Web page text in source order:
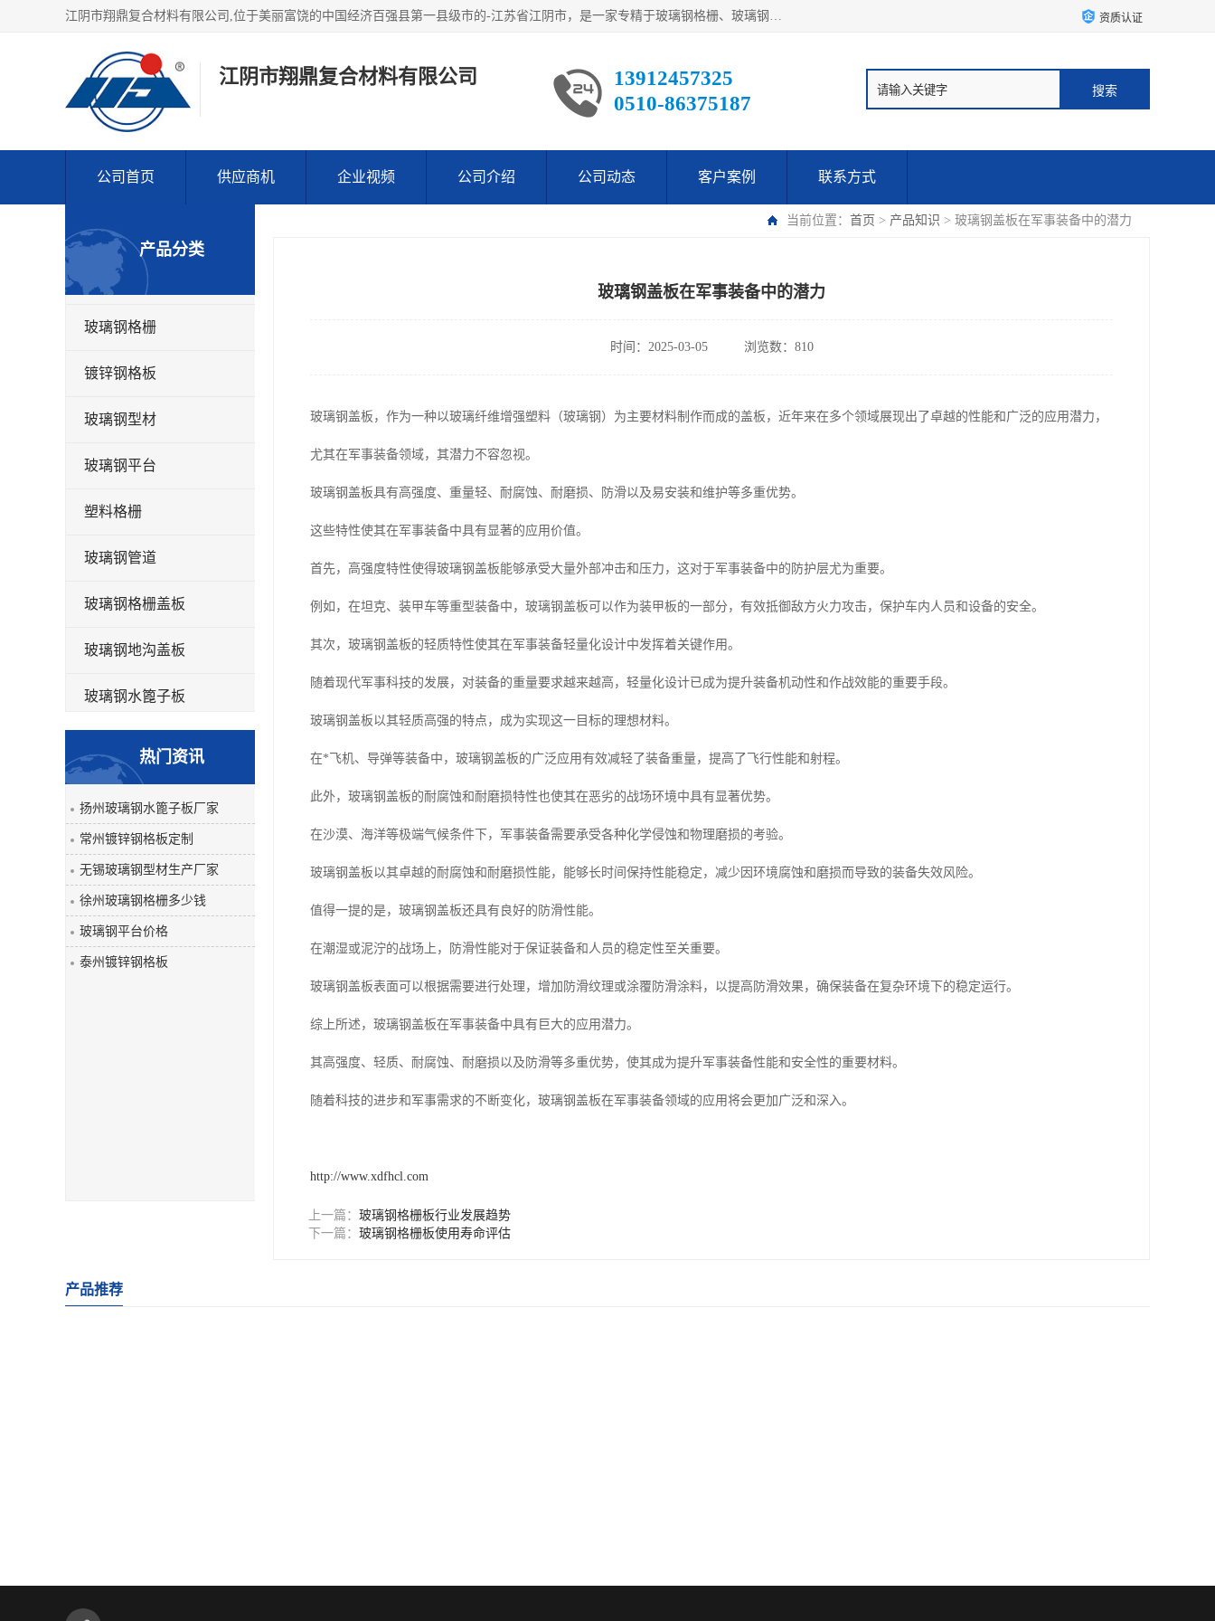
江阴市翔鼎复合材料有限公司,位于美丽富饶的中国经济百强县第一县级市的-江苏省江阴市，是一家专精于玻璃钢格栅、玻璃钢新材料,镀锌钢格板，机械设备生产制造及研发的科技型企业；公司产品已销往了世界多个国家和地区，公司人决心加倍努力愿与广大社会同仁精诚合作共创辉煌！ 资质认证
江阴市翔鼎复合材料有限公司
13912457325
0510-86375187
公司首页 供应商机 企业视频 公司介绍 公司动态 客户案例 联系方式
当前位置： 首页 > 产品知识 > 玻璃钢盖板在军事装备中的潜力
产品分类
玻璃钢格栅
镀锌钢格板
玻璃钢型材
玻璃钢平台
塑料格栅
玻璃钢管道
玻璃钢格栅盖板
玻璃钢地沟盖板
玻璃钢水篦子板
玻璃钢平板
玻璃钢盖板
热门资讯
扬州玻璃钢水篦子板厂家
常州镀锌钢格板定制
无锡玻璃钢型材生产厂家
徐州玻璃钢格栅多少钱
玻璃钢平台价格
泰州镀锌钢格板
玻璃钢盖板在军事装备中的潜力
时间：2025-03-05 浏览数：810
玻璃钢盖板，作为一种以玻璃纤维增强塑料（玻璃钢）为主要材料制作而成的盖板，近年来在多个领域展现出了卓越的性能和广泛的应用潜力，
尤其在军事装备领域，其潜力不容忽视。
玻璃钢盖板具有高强度、重量轻、耐腐蚀、耐磨损、防滑以及易安装和维护等多重优势。
这些特性使其在军事装备中具有显著的应用价值。
首先，高强度特性使得玻璃钢盖板能够承受大量外部冲击和压力，这对于军事装备中的防护层尤为重要。
例如，在坦克、装甲车等重型装备中，玻璃钢盖板可以作为装甲板的一部分，有效抵御敌方火力攻击，保护车内人员和设备的安全。
其次，玻璃钢盖板的轻质特性使其在军事装备轻量化设计中发挥着关键作用。
随着现代军事科技的发展，对装备的重量要求越来越高，轻量化设计已成为提升装备机动性和作战效能的重要手段。
玻璃钢盖板以其轻质高强的特点，成为实现这一目标的理想材料。
在*飞机、导弹等装备中，玻璃钢盖板的广泛应用有效减轻了装备重量，提高了飞行性能和射程。
此外，玻璃钢盖板的耐腐蚀和耐磨损特性也使其在恶劣的战场环境中具有显著优势。
在沙漠、海洋等极端气候条件下，军事装备需要承受各种化学侵蚀和物理磨损的考验。
玻璃钢盖板以其卓越的耐腐蚀和耐磨损性能，能够长时间保持性能稳定，减少因环境腐蚀和磨损而导致的装备失效风险。
值得一提的是，玻璃钢盖板还具有良好的防滑性能。
在潮湿或泥泞的战场上，防滑性能对于保证装备和人员的稳定性至关重要。
玻璃钢盖板表面可以根据需要进行处理，增加防滑纹理或涂覆防滑涂料，以提高防滑效果，确保装备在复杂环境下的稳定运行。
综上所述，玻璃钢盖板在军事装备中具有巨大的应用潜力。
其高强度、轻质、耐腐蚀、耐磨损以及防滑等多重优势，使其成为提升军事装备性能和安全性的重要材料。
随着科技的进步和军事需求的不断变化，玻璃钢盖板在军事装备领域的应用将会更加广泛和深入。
http://www.xdfhcl.com
上一篇： 玻璃钢格栅板行业发展趋势
下一篇： 玻璃钢格栅板使用寿命评估
产品推荐